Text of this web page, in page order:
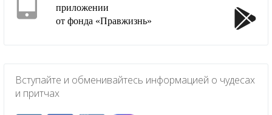
приложении
от фонда «Правжизнь»
Вступайте и обменивайтесь информацией о чудесах
и притчах